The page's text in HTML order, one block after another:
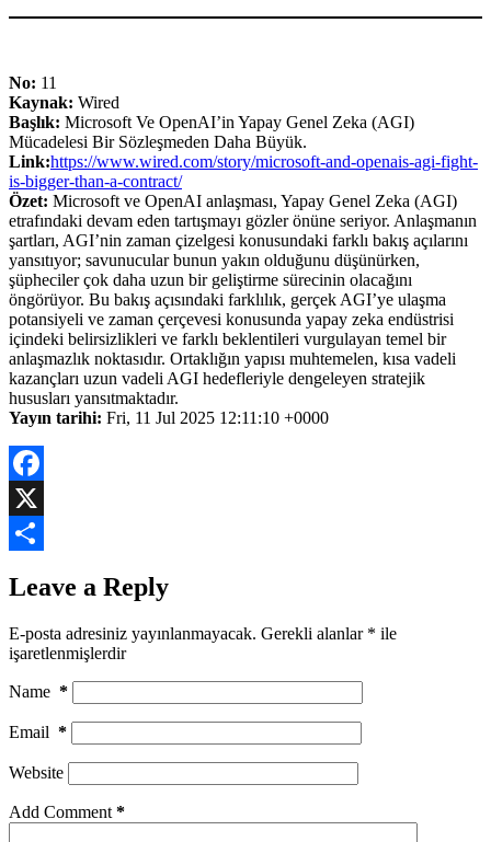
No: 11
Kaynak: Wired
Başlık: Microsoft Ve OpenAI’in Yapay Genel Zeka (AGI)
Mücadelesi Bir Sözleşmeden Daha Büyük.
Link:https://www.wired.com/story/microsoft-and-openais-agi-fight-
is-bigger-than-a-contract/
Özet: Microsoft ve OpenAI anlaşması, Yapay Genel Zeka (AGI)
etrafındaki devam eden tartışmayı gözler önüne seriyor. Anlaşmanın
şartları, AGI’nin zaman çizelgesi konusundaki farklı bakış açılarını
yansıtıyor; savunucular bunun yakın olduğunu düşünürken,
şüpheciler çok daha uzun bir geliştirme sürecinin olacağını
öngörüyor. Bu bakış açısındaki farklılık, gerçek AGI’ye ulaşma
potansiyeli ve zaman çerçevesi konusunda yapay zeka endüstrisi
içindeki belirsizlikleri ve farklı beklentileri vurgulayan temel bir
anlaşmazlık noktasıdır. Ortaklığın yapısı muhtemelen, kısa vadeli
kazançları uzun vadeli AGI hedefleriyle dengeleyen stratejik
hususları yansıtmaktadır.
Yayın tarihi: Fri, 11 Jul 2025 12:11:10 +0000
Facebook
X
Leave a Reply
E-posta adresiniz yayınlanmayacak. Gerekli alanlar * ile
işaretlenmişlerdir
Name *
Email *
Website
Add Comment *